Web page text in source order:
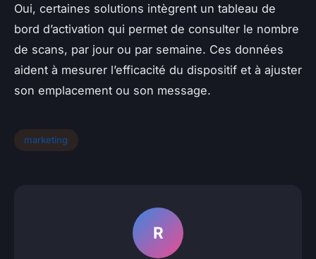
Oui, certaines solutions intègrent un tableau de
bord d’activation qui permet de consulter le nombre
de scans, par jour ou par semaine. Ces données
aident à mesurer l’efficacité du dispositif et à ajuster
son emplacement ou son message.
marketing
R